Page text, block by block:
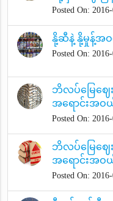
Posted On:
နို့ဆီနဲ့ နို့မှုန့်အဝ
Posted On:
ဘိလပ်မြေဈေ
အရောင်းအဝ
Posted On:
ဘိလပ်မြေဈေ
အရောင်းအဝ
Posted On: